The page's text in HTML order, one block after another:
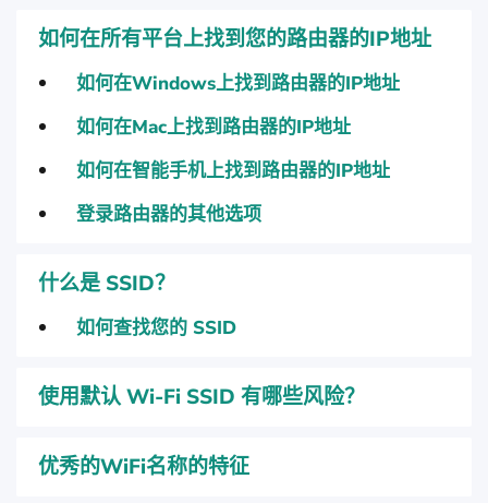
如何在所有平台上找到您的路由器的IP地址
如何在Windows上找到路由器的IP地址
如何在Mac上找到路由器的IP地址
如何在智能手机上找到路由器的IP地址
登录路由器的其他选项
什么是 SSID？
如何查找您的 SSID
使用默认 Wi‑Fi SSID 有哪些风险？
优秀的WiFi名称的特征